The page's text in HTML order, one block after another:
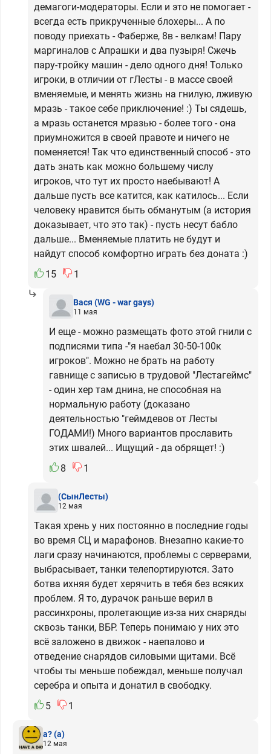
демагоги-модераторы. Если и это не помогает -
всегда есть прикрученные блохеры... А по
поводу приехать - Фаберже, 8в - велкам! Пару
маргиналов с Апрашки и два пузыря! Сжечь
пару-тройку машин - дело одного дня! Только
игроки, в отличии от гЛесты - в массе своей
вменяемые, и менять жизнь на гнилую, лживую
мразь - такое себе приключение! :) Ты сядешь,
а мразь останется мразью - более того - она
приумножится в своей правоте и ничего не
поменяется! Так что единственный способ - это
дать знать как можно большему числу
игроков, что тут их просто наебывают! А
дальше пусть все катится, как катилось... Если
человеку нравится быть обманутым (а история
доказывает, что это так) - пусть несут бабло
дальше... Вменяемые платить не будут и
найдут способ комфортно играть без доната :)
15
1
Вася (WG - war gays)
11 мая
И еще - можно размещать фото этой гнили с
подписями типа -"я наебал 30-50-100к
игроков". Можно не брать на работу
гавнище с записью в трудовой "Лестагеймс"
- один хер там днина, не способная на
нормальную работу (доказано
деятельностью "геймдевов от Лесты
ГОДАМИ!) Много вариантов прославить
этих швалей... Ищущий - да обрящет! :)
8
1
(СынЛесты)
12 мая
Такая хрень у них постоянно в последние годы
во время СЦ и марафонов. Внезапно какие-то
лаги сразу начинаются, проблемы с серверами,
выбрасывает, танки телепортируются. Зато
ботва ихняя будет херячить в тебя без всяких
проблем. Я то, дурачок раньше верил в
рассинхроны, пролетающие из-за них снаряды
сквозь танки, ВБР. Теперь понимаю у них это
всё заложено в движок - наепалово и
отведение снарядов силовыми щитами. Всё
чтобы ты меньше побеждал, меньше получал
серебра и опыта и донатил в свободку.
5
1
а?(а)
12 мая